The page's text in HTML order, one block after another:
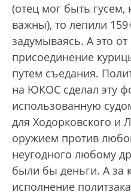
(отец мог быть
важны), то лепили
задумываясь. А это
присоединение
путем съедания.
на ЮКОС сделал эту
использованную
для Ходорковского и
оружием против
неугодного любому
были бы деньги. А за
исполнение